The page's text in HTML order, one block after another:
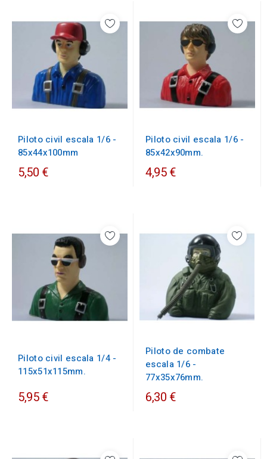
Piloto civil escala 1/6 -
85x44x100mm
5,50 €
Piloto civil escala 1/6 -
85x42x90mm.
4,95 €
Piloto civil escala 1/4 -
115x51x115mm.
5,95 €
Piloto de combate
escala 1/6 -
77x35x76mm.
6,30 €